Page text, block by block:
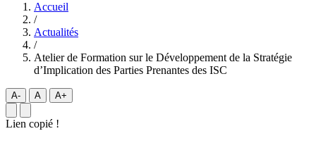
Accueil
/
Actualités
/
Atelier de Formation sur le Développement de la Stratégie
d’Implication des Parties Prenantes des ISC
A- A A+
Lien copié !